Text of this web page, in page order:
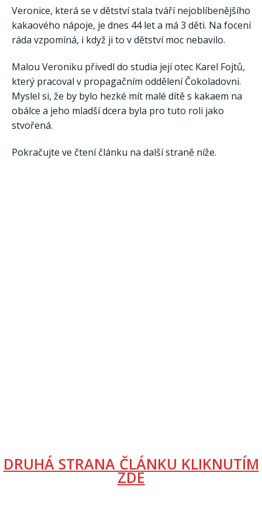
Veronice, která se v dětství stala tváří nejoblíbenějšího
kakaového nápoje, je dnes 44 let a má 3 děti. Na focení
ráda vzpomíná, i když ji to v dětství moc nebavilo.
Malou Veroniku přivedl do studia její otec Karel Fojtů,
který pracoval v propagačním oddělení Čokoladovni.
Myslel si, že by bylo hezké mít malé dítě s kakaem na
obálce a jeho mladší dcera byla pro tuto roli jako
stvořená.
Pokračujte ve čtení článku na další straně níže.
DRUHÁ STRANA ČLÁNKU KLIKNUTÍM
ZDE